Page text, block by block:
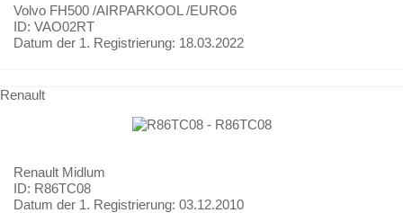
Volvo FH500 /AIRPARKOOL /EURO6
ID: VAO02RT
Datum der 1. Registrierung: 18.03.2022
Renault
Renault Midlum
ID: R86TC08
Datum der 1. Registrierung: 03.12.2010